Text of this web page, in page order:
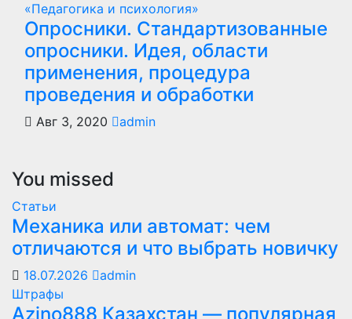
«Педагогика и психология»
Опросники. Стандартизованные
опросники. Идея, области
применения, процедура
проведения и обработки
Авг 3, 2020 admin
You missed
Статьи
Механика или автомат: чем
отличаются и что выбрать новичку
18.07.2026
admin
Штрафы
Azino888 Казахстан — популярная